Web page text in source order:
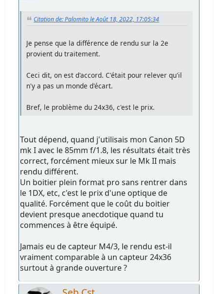
Citation de: Palomito le Août 18, 2022, 17:05:34
Je pense que la différence de rendu sur la 2e
provient du traitement.
Ceci dit, on est d'accord. C'était pour relever qu'il
n'y a pas un monde d'écart.
Bref, le problème du 24x36, c'est le prix.
Tout dépend, quand j'utilisais mon Canon 5D
mk I avec le 85mm f/1.8, les résultats était très
correct, forcément mieux sur le Mk II mais
rendu différent.
Un boitier plein format pro sans rentrer dans
le 1DX, etc, c'est le prix d'une optique de
qualité. Forcément que le coût du boitier
devient presque anecdotique quand tu
commences à être équipé.
Jamais eu de capteur M4/3, le rendu est-il
vraiment comparable à un capteur 24x36
surtout à grande ouverture ?